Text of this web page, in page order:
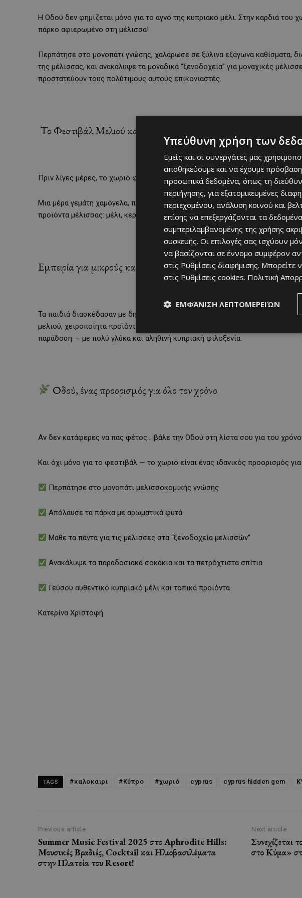
Η Οδού δεν φημίζεται μόνο για το αγνό της κυπριακό μέλι. Στην καρδιά του
πάρκο αφιερωμένο στη μέλισσα!
Περπάτησε στο μονοπάτι γνώσης, χαλάρωσε σε ξύλινα εξάγωνα καθίσματα,
της μέλισσας, και ανακάλυψε τα μοναδικά “ξενοδοχεία” για μοναχικές
προστατεύουν τους πολύτιμους αυτούς επικονιαστές.
Το Φεστιβάλ Μελιού και Μελισσοκομίας 2025
Πριν λίγες μέρες, το χωριό φόρεσε τα γιορτινά του και υποδέχθηκε το 7ο
Μια μέρα γεμάτη χαμόγελα, παραδοσιακούς χορούς, μουσική στην πλατεία
προϊόντα μέλισσας: μέλι, κερί, πρόπολη, λικέρ, καλλυντικά και παραδοσιακά
Εμπειρία για μικρούς και μεγάλους
Τα παιδιά διασκέδασαν με δημιουργικά εργαστήρια, ζωγραφική και κυνήγι
μελιού, χειροποίητα προϊόντα και καλλυντικά με βάση το μέλι. Ήταν μια
παράδοση — με πολύ γλύκα και αληθινή κυπριακή φιλοξενία.
Οδού, ένας προορισμός για όλο τον χρόνο
Αν δεν κατάφερες να πας φέτος… βάλε την Οδού στη λίστα σου για του
Και όχι μόνο για το φεστιβάλ — το χωριό είναι ένας ιδανικός προορισμός
Περπάτησε στο μονοπάτι μελισσοκομικής γνώσης
Απόλαυσε τα πάρκα με αρωματικά φυτά
Μάθε τα πάντα για τις μέλισσες στα “ξενοδοχεία μελισσών”
Ανακάλυψε τα παραδοσιακά σοκάκια και τα πετρόχτιστα σπίτια
Γεύσου αυθεντικό κυπριακό μέλι και τοπικά προϊόντα
Κατερίνα Χριστοφή
TAGS #καλοκαιρι #Κύπρο #χωριό cyprus cyprus hidden gem
Previous article
Summer Music Festival 2025 στο Aphrodite Hills:
Μουσικές Βραδιές, Cocktail και Ηλιοβασιλέματα
στην Πλατεία του Resort!
Next article
Συνεχίζεται
στο Κύμα»
Υπεύθυνη χρήση των
Εμείς και οι συνεργάτες μας
αποθηκεύουμε και να έχουμε
προσωπικά δεδομένα, όπως τη
περιήγησης, για εξατομικευμένες
περιεχομένου, ανάλυση κοινού και
επίσης να επεξεργάζονται τα
συμπεριλαμβανομένης της χρήσης
συσκευής. Οι επιλογές σας ισχύουν
να βασίζονται σε έννομο συμφέρον
στις Ρυθμίσεις διαφήμισης. Μπορείτε
στις Ρυθμίσεις cookies. Πολιτική
ΕΜΦΆΝΙΣΗ ΛΕΠΤΟΜΕΡΕΙΏΝ